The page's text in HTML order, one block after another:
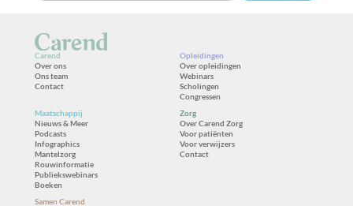
Carend
Over ons
Ons team
Contact
Opleidingen
Over opleidingen
Webinars
Scholingen
Congressen
Maatschappij
Nieuws & Meer
Podcasts
Infographics
Mantelzorg
Rouwinformatie
Publiekswebinars
Boeken
Zorg
Over Carend Zorg
Voor patiënten
Voor verwijzers
Contact
Samen Carend